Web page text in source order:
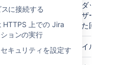
に接続する
HTTPS 上での Jira
ョンの実行
キュリティを設定す
計測時間における
分布の 99 番目の
値。
すべてのダッシュボー
ドがユーザーによって
閲覧された回数。
添付ファイルの数。